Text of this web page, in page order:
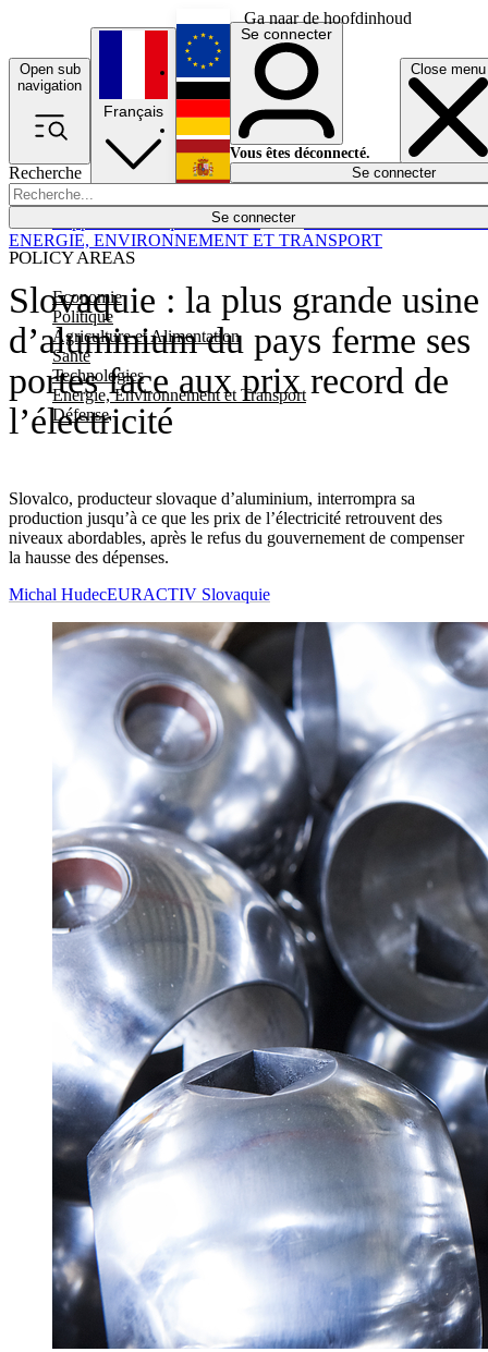
Ga naar de hoofdinhoud
Open sub
navigation
Close menu
Recherche
Se connecter
POLICY AREAS
Economie
Politique
Agriculture et Alimentation
Santé
Technologies
Energie, Environnement et Transport
Défense
Économie
Français
English
Deutsch
Español
Se connecter
Vous êtes déconnecté.
Se connecter
Slovaquie : la plus grande usine
d’aluminium du pays ferme ses
portes face aux prix record de
l’électricité
Slovalco, producteur slovaque d’aluminium, interrompra sa
production jusqu’à ce que les prix de l’électricité retrouvent des
niveaux abordables, après le refus du gouvernement de compenser
la hausse des dépenses.
ENERGIE, ENVIRONNEMENT ET TRANSPORT
Michal HudecEURACTIV Slovaquie